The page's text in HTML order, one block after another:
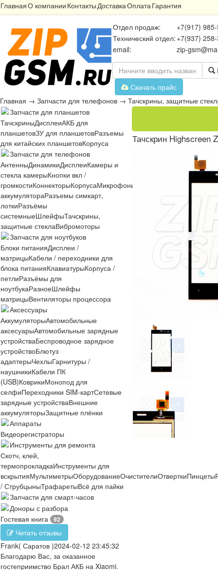
ГлавнаяО компании КонтактыДоставкаОплатаГарантия
Отдел продаж:
+7(917)
Технический отдел: +7(937)
email:
zip-
Скачать прайс
Главная → Запчасти для телефонов → Тачскрины, защитные
Запчасти для планшетов
ТачскриныДисплеиАКБ для
планшетовЗУ для планшетовРазъемы
для китайских планшетовКорпуса
Запчасти для телефонов
АнтенныДинамикиДисплеиКамеры и
стекла камерыКнопки вкл /
громкостиКоннекторыКорпусаМикрофоны Платы
аккумулятораРазъемы симкарт,
лоткиРазъёмы
системныеШлейфыТачскрины,
защитные стеклаВибромоторы
Запчасти для ноутбуков
Блоки питанияДисплеи /
матрицыКабели / переходники для
блока питанияКлавиатурыКорпуса /
петлиРазъёмы для
ноутбукаРазноеШлейфы
матрицыВентиляторы процессора
Аксессуары
АккумуляторыАвтомобильные
аксесуарыАвтомобильные зарядные
устройстваБеспроводное зарядное
устройствоБлютуз
адаптерыЧехлыГарнитуры /
наушникиКабели ПК
(USB)КоврикиМонопод для
селфиПереходники SIM-картСетевые
зарядные устройстваВнешние
аккумуляторыЗащитные плёнки
Аппараты
Видеорегистраторы
Инструменты для ремонта
Скотч, клей,
термопрокладкаИнструменты для
вскрытияМультиметрыОборудованиеОчистителиОтверткиПинцеты
/ СтрубцыныТрафаретыВсё для пайки
Запчасти для смарт-часов
Доноры с разбора
Гостевая книга
92
Читать отзывы
Frank( Саратов )2024-02-12 23:45:32
Благодарю Вас, за оказанное
гостеприимство Брал АКБ на Xiaomi.
Тачскрин Highscreen